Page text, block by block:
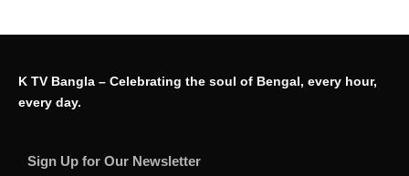
K TV Bangla – Celebrating the soul of Bengal, every hour,
every day.
Sign Up for Our Newsletter